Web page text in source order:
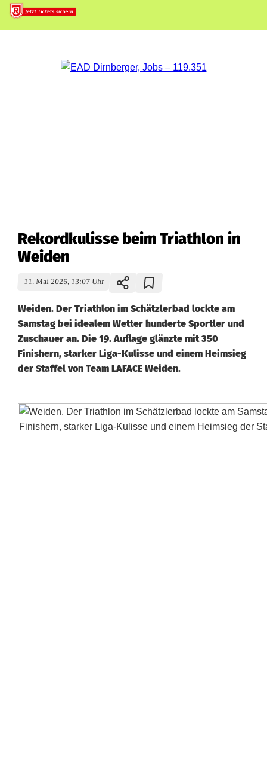
Rekordkulisse beim Triathlon in
Weiden
11. Mai 2026, 13:07 Uhr
Weiden. Der Triathlon im Schätzlerbad lockte am
Samstag bei idealem Wetter hunderte Sportler und
Zuschauer an. Die 19. Auflage glänzte mit 350
Finishern, starker Liga-Kulisse und einem Heimsieg
der Staffel von Team LAFACE Weiden.